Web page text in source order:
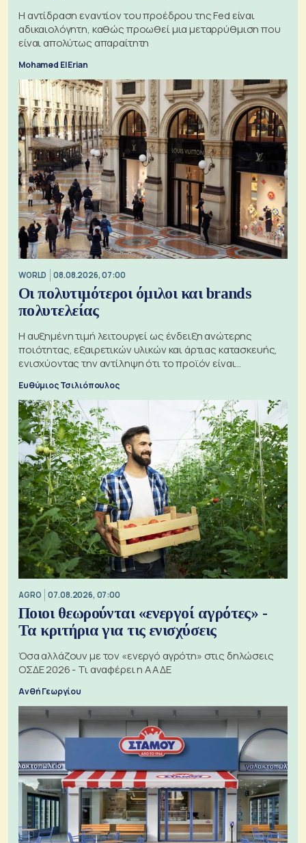
Η αντίδραση εναντίον του προέδρου της Fed είναι
αδικαιολόγητη, καθώς προωθεί μια μεταρρύθμιση που
είναι απολύτως απαραίτητη
Mohamed El Erian
WORLD 08.08.2026, 07:00
Οι πολυτιμότεροι όμιλοι και brands
πολυτελείας
Η αυξημένη τιμή λειτουργεί ως ένδειξη ανώτερης
ποιότητας, εξαιρετικών υλικών και άρτιας κατασκευής,
ενισχύοντας την αντίληψη ότι το προϊόν είναι
Ευθύμιος Τσιλιόπουλος
AGRO 07.08.2026, 07:00
Ποιοι θεωρούνται «ενεργοί αγρότες» -
Τα κριτήρια για τις ενισχύσεις
Όσα αλλάζουν με τον «ενεργό αγρότη» στις δηλώσεις
ΟΣΔΕ 2026 - Τι αναφέρει η ΑΑΔΕ
Ανθή Γεωργίου